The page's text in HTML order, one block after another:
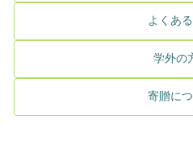
よくあ
学外の
寄贈に